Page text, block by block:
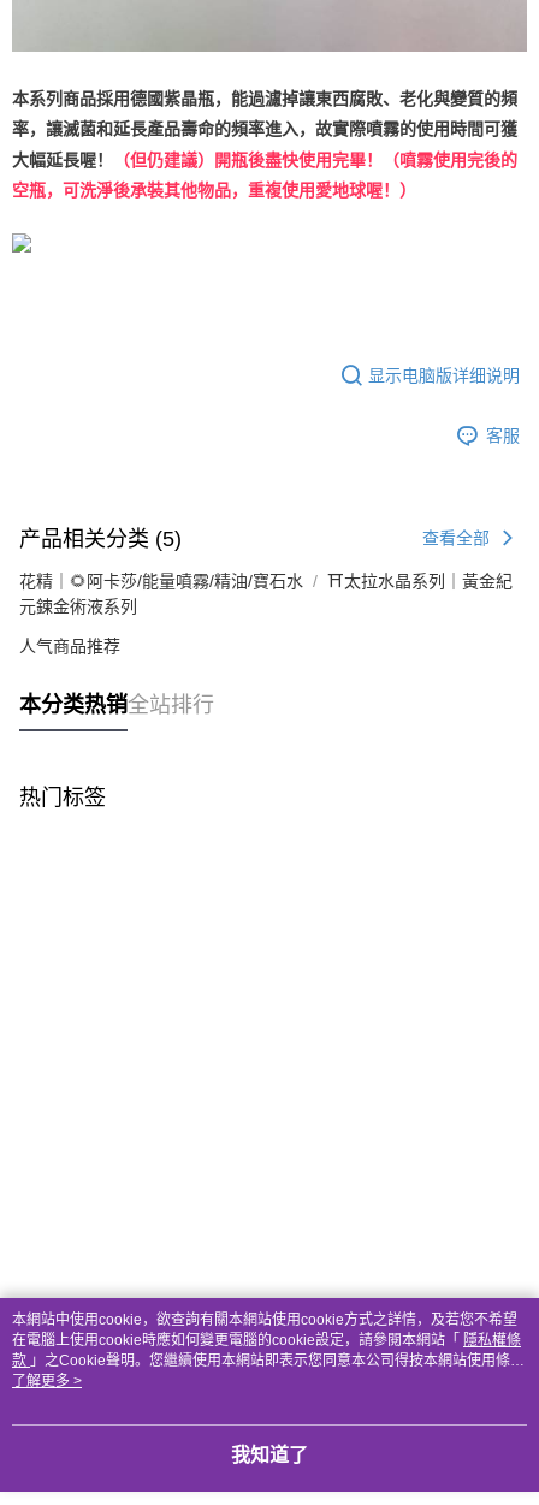
本系列商品採用德國紫晶瓶，能過濾掉讓東西腐敗、老化與變質的頻
率，讓滅菌和延長產品壽命的頻率進入，故實際噴霧的使用時間可獲
大幅延長喔！
（但仍建議）開瓶後盡快使用完畢！（噴霧使用完後的
空瓶，可洗淨後承裝其他物品，重複使用愛地球喔！）
显示电脑版详细说明
客服
产品相关分类 (5) 查看全部
花精｜🌻阿卡莎/能量噴霧/精油/寶石水
⛩太拉水晶系列｜黃金紀
元鍊金術液系列
人气商品推荐
本分类热销全站排行
热门标签
本網站中使用cookie，欲查詢有關本網站使用cookie方式之詳情，及若您不希望
在電腦上使用cookie時應如何變更電腦的cookie設定，請參閱本網站「 隱私權條
款 」之Cookie聲明。您繼續使用本網站即表示您同意本公司得按本網站使用條款
之Cookie聲明使用cookie。
了解更多 >
我知道了